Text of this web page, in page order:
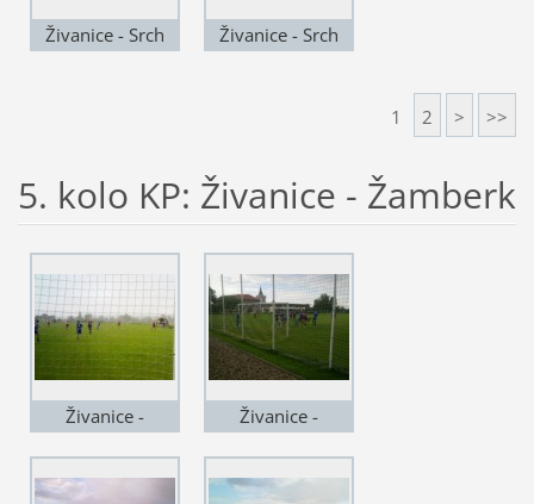
Živanice - Srch Živanice - Srch
1 2 > >>
5. kolo KP: Živanice - Žamberk
Živanice -
Živanice -